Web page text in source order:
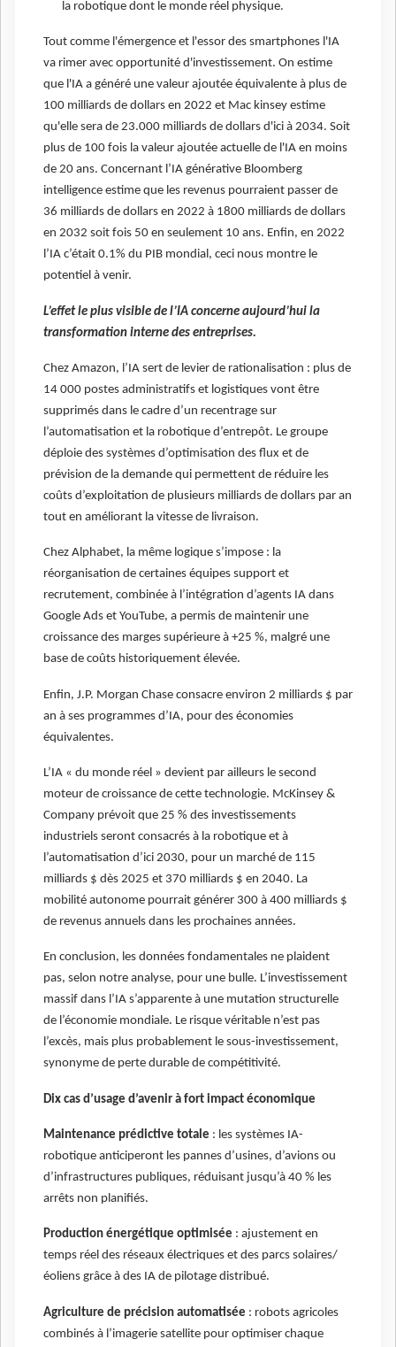
la robotique dont le monde réel physique.
Tout comme l'émergence et l'essor des smartphones l'IA
va rimer avec opportunité d'investissement. On estime
que l'IA a généré une valeur ajoutée équivalente à plus de
100 milliards de dollars en 2022 et Mac kinsey estime
qu'elle sera de 23.000 milliards de dollars d'ici à 2034. Soit
plus de 100 fois la valeur ajoutée actuelle de l'IA en moins
de 20 ans. Concernant l’IA générative Bloomberg
intelligence estime que les revenus pourraient passer de
36 milliards de dollars en 2022 à 1800 milliards de dollars
en 2032 soit fois 50 en seulement 10 ans. Enfin, en 2022
l’IA c’était 0.1% du PIB mondial, ceci nous montre le
potentiel à venir.
L’effet le plus visible de l’IA concerne aujourd’hui la
transformation interne des entreprises.
Chez Amazon, l’IA sert de levier de rationalisation : plus de
14 000 postes administratifs et logistiques vont être
supprimés dans le cadre d’un recentrage sur
l’automatisation et la robotique d’entrepôt. Le groupe
déploie des systèmes d’optimisation des flux et de
prévision de la demande qui permettent de réduire les
coûts d’exploitation de plusieurs milliards de dollars par an
tout en améliorant la vitesse de livraison.
Chez Alphabet, la même logique s’impose : la
réorganisation de certaines équipes support et
recrutement, combinée à l’intégration d’agents IA dans
Google Ads et YouTube, a permis de maintenir une
croissance des marges supérieure à +25 %, malgré une
base de coûts historiquement élevée.
Enfin, J.P. Morgan Chase consacre environ 2 milliards $ par
an à ses programmes d’IA, pour des économies
équivalentes.
L’IA « du monde réel » devient par ailleurs le second
moteur de croissance de cette technologie. McKinsey &
Company prévoit que 25 % des investissements
industriels seront consacrés à la robotique et à
l’automatisation d’ici 2030, pour un marché de 115
milliards $ dès 2025 et 370 milliards $ en 2040. La
mobilité autonome pourrait générer 300 à 400 milliards $
de revenus annuels dans les prochaines années.
En conclusion, les données fondamentales ne plaident
pas, selon notre analyse, pour une bulle. L’investissement
massif dans l’IA s’apparente à une mutation structurelle
de l’économie mondiale. Le risque véritable n’est pas
l’excès, mais plus probablement le sous-investissement,
synonyme de perte durable de compétitivité.
Dix cas d’usage d’avenir à fort impact économique
Maintenance prédictive totale : les systèmes IA-
robotique anticiperont les pannes d’usines, d’avions ou
d’infrastructures publiques, réduisant jusqu’à 40 % les
arrêts non planifiés.
Production énergétique optimisée : ajustement en
temps réel des réseaux électriques et des parcs solaires/
éoliens grâce à des IA de pilotage distribué.
Agriculture de précision automatisée : robots agricoles
combinés à l’imagerie satellite pour optimiser chaque